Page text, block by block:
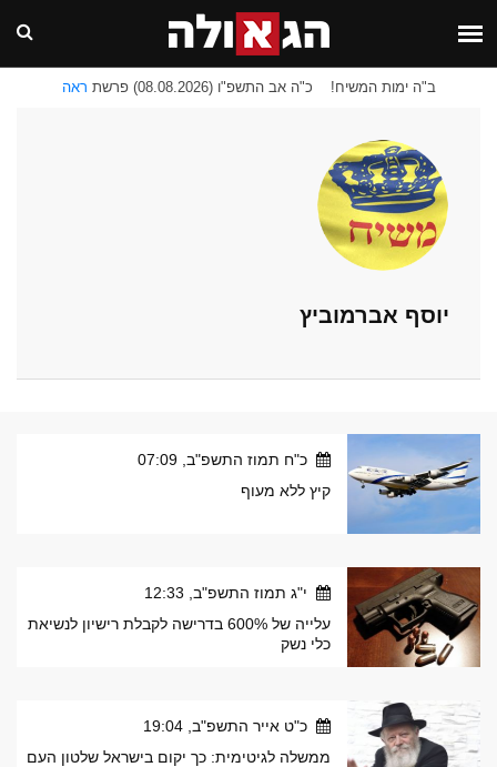
ב"ה ימות המשיח! כ"ה אב התשפ"ו (08.08.2026) פרשת ראה
יוסף אברמוביץ
כ"ח תמוז התשפ"ב, 07:09
קיץ ללא מעוף
י"ג תמוז התשפ"ב, 12:33
עלייה של 600% בדרישה לקבלת רישיון לנשיאת
כלי נשק
כ"ט אייר התשפ"ב, 19:04
ממשלה לגיטימית: כך יקום בישראל שלטון העם